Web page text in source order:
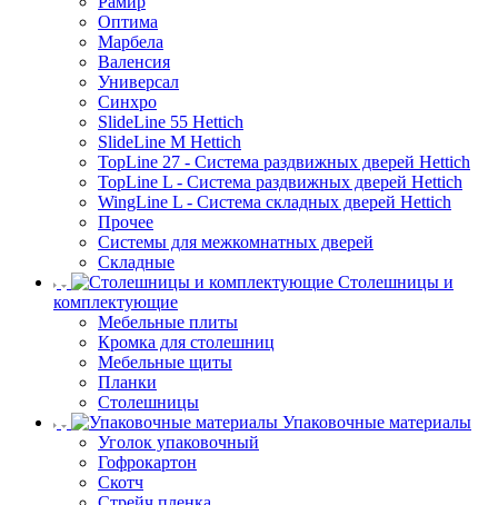
Оптима
Марбела
Валенсия
Универсал
Синхро
SlideLine 55 Hettich
SlideLine M Hettich
TopLine 27 - Система раздвижных дверей Hettich
TopLine L - Система раздвижных дверей Hettich
WingLine L - Система складных дверей Hettich
Прочее
Системы для межкомнатных дверей
Складные
Столешницы и
комплектующие
Мебельные плиты
Кромка для столешниц
Мебельные щиты
Планки
Столешницы
Упаковочные материалы
Уголок упаковочный
Гофрокартон
Скотч